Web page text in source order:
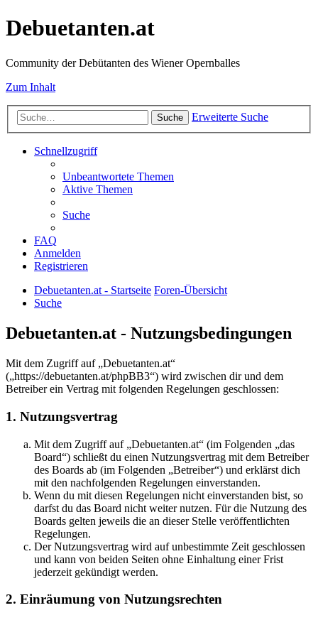
Debuetanten.at
Community der Debütanten des Wiener Opernballes
Zum Inhalt
Suche Erweiterte Suche
Schnellzugriff
Unbeantwortete Themen
Aktive Themen
Suche
FAQ
Anmelden
Registrieren
Debuetanten.at - Startseite Foren-Übersicht
Suche
Debuetanten.at - Nutzungsbedingungen
Mit dem Zugriff auf „Debuetanten.at“
(„https://debuetanten.at/phpBB3“) wird zwischen dir und dem
Betreiber ein Vertrag mit folgenden Regelungen geschlossen:
1. Nutzungsvertrag
Mit dem Zugriff auf „Debuetanten.at“ (im Folgenden „das
Board“) schließt du einen Nutzungsvertrag mit dem Betreiber
des Boards ab (im Folgenden „Betreiber“) und erklärst dich
mit den nachfolgenden Regelungen einverstanden.
Wenn du mit diesen Regelungen nicht einverstanden bist, so
darfst du das Board nicht weiter nutzen. Für die Nutzung des
Boards gelten jeweils die an dieser Stelle veröffentlichten
Regelungen.
Der Nutzungsvertrag wird auf unbestimmte Zeit geschlossen
und kann von beiden Seiten ohne Einhaltung einer Frist
jederzeit gekündigt werden.
2. Einräumung von Nutzungsrechten